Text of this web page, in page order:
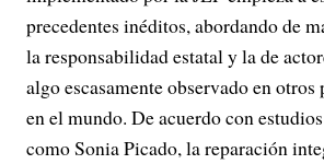
precedentes inéditos, abordando de
la responsabilidad estatal y la de
algo escasamente observado en
en el mundo. De acuerdo con
como Sonia Picado, la reparación